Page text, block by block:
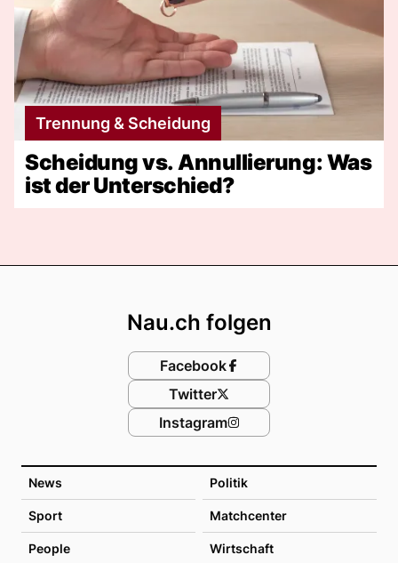
Trennung & Scheidung
Scheidung vs. Annullierung: Was
ist der Unterschied?
News Politik
Sport Matchcenter
People Wirtschaft
Nau.ch folgen
Facebook
Twitter
Instagram